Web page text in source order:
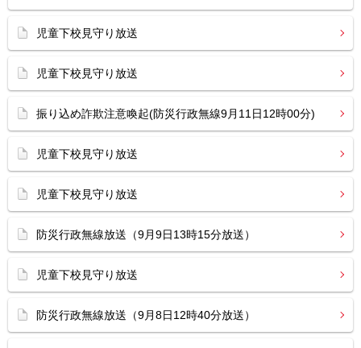
児童下校見守り放送
児童下校見守り放送
振り込め詐欺注意喚起(防災行政無線9月11日12時00分)
児童下校見守り放送
児童下校見守り放送
防災行政無線放送（9月9日13時15分放送）
児童下校見守り放送
防災行政無線放送（9月8日12時40分放送）